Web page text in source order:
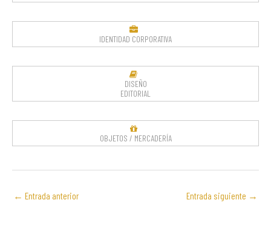
IDENTIDAD CORPORATIVA
DISEÑO
EDITORIAL
OBJETOS / MERCADERÍA
← Entrada anterior Entrada siguiente →